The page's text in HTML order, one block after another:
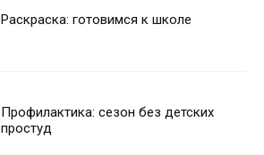
Раскраска: готовимся к школе
Профилактика: сезон без детских
простуд